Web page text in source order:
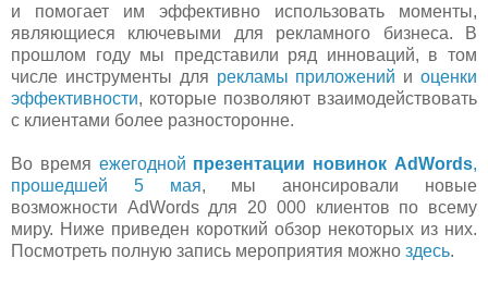
и помогает им эффективно использовать моменты,
являющиеся ключевыми для рекламного бизнеса. В
прошлом году мы представили ряд инноваций, в том
числе инструменты для рекламы приложений иоценки
эффективности, которые позволяют взаимодействовать
с клиентами более разносторонне.
Во время ежегодной презентации новинок AdWords,
прошедшей 5 мая, мы анонсировали новые
возможности AdWords для 20 000 клиентов по всему
миру. Ниже приведен короткий обзор некоторых из них.
Посмотреть полную запись мероприятия можно здесь.